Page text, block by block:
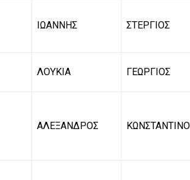
ΙΩΑΝΝΗΣ ΣΤΕΡΓΙΟΣ
ΛΟΥΚΙΑ ΓΕΩΡΓΙΟΣ
ΑΛΕΞΑΝΔΡΟΣ